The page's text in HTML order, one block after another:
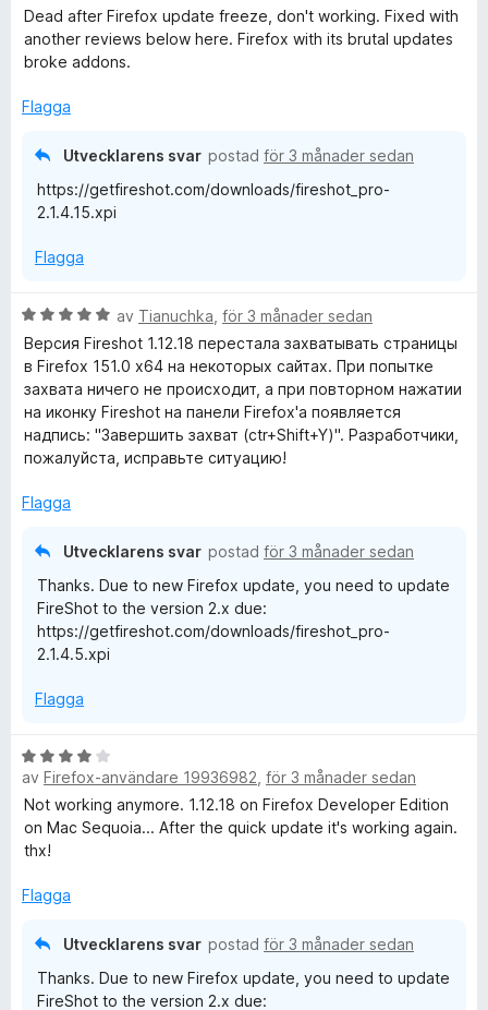
t
4
a
5
s
a
t
1
e
t
y
s
Dead after Firefox update freeze, don't working. Fixed with
another reviews below here. Firefox with its brutal updates
broke addons.
Flagga
Utvecklarens svar postad för 3 månader sedan
https://getfireshot.com/downloads/fireshot_pro-
2.1.4.15.xpi
Flagga
B
e
t
y
g
s
a
t
av Tianuchka för 3 månader sedan
Версия Fireshot 1.12.18 перестала захватывать страницы
в Firefox 151.0 x64 на некоторых сайтах. При попытке
захвата ничего не происходит, а при повторном нажатии
на иконку Fireshot на панели Firefox'а появляется
надпись: "Завершить захват (ctr+Shift+Y)". Разработчики,
пожалуйста, исправьте ситуацию!
Flagga
Utvecklarens svar postad för 3 månader sedan
Thanks. Due to new Firefox update, you need to update
FireShot to the version 2.x due:
https://getfireshot.com/downloads/fireshot_pro-
2.1.4.5.xpi
Flagga
B
e
t
y
g
a
av Firefox-användare 19936982 för 3 månader sedan
Not working anymore. 1.12.18 on Firefox Developer Edition
on Mac Sequoia... After the quick update it's working again.
thx!
Flagga
Utvecklarens svar postad för 3 månader sedan
Thanks. Due to new Firefox update, you need to update
FireShot to the version 2.x due: